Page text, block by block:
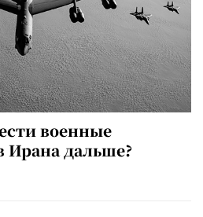
военные
Ирана дальше?